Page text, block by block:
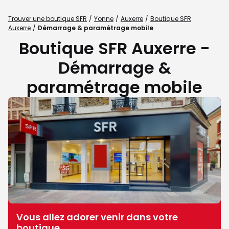
Trouver une boutique SFR Yonne Auxerre
Boutique SFR
Auxerre
Démarrage & paramétrage mobile
Boutique SFR Auxerre -
Démarrage &
paramétrage mobile
Vous allez adorer venir dans votre